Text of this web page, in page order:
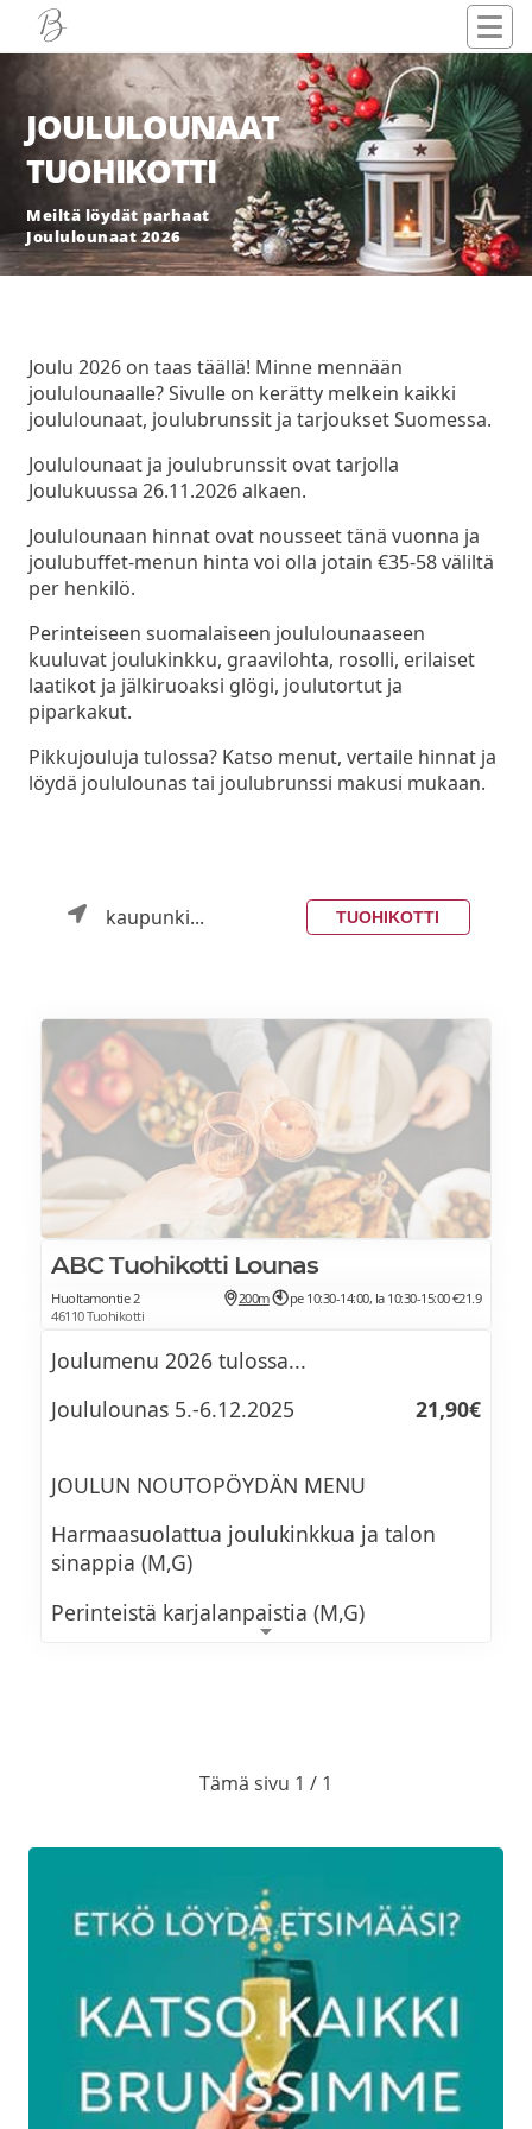
JOULULOUNAAT
TUOHIKOTTI
Meiltä löydät parhaat
Joululounaat 2026
Joulu 2026 on taas täällä! Minne mennään
joululounaalle? Sivulle on kerätty melkein kaikki
joululounaat, joulubrunssit ja tarjoukset Suomessa.
Joululounaat ja joulubrunssit ovat tarjolla
Joulukuussa 26.11.2026 alkaen.
Joululounaan hinnat ovat nousseet tänä vuonna ja
joulubuffet-menun hinta voi olla jotain €35-58 väliltä
per henkilö.
Perinteiseen suomalaiseen joululounaaseen
kuuluvat joulukinkku, graavilohta, rosolli, erilaiset
laatikot ja jälkiruoaksi glögi, joulutortut ja
piparkakut.
Pikkujouluja tulossa? Katso menut, vertaile hinnat ja
löydä joululounas tai joulubrunssi makusi mukaan.
kaupunki... TUOHIKOTTI
ABC Tuohikotti Lounas
Huoltamontie 2
46110 Tuohikotti
200m pe 10:30-14:00, la 10:30-15:00€21.9
Joulumenu 2026 tulossa...
Joululounas 5.-6.12.2025
21,90€
JOULUN NOUTOPÖYDÄN MENU
Harmaasuolattua joulukinkkua ja talon
sinappia (M,G)
Perinteistä karjalanpaistia (M,G)
Porkkanalaatikkoa (L,G)
Höyrytettyjä perunoita (VE,G)
Waldorfinsalaattia
Rosollia (VE,G) ja punajuurikermavaahtoa
(L,G)
Metsäsienisalaattia (M,G)
Dijon-sinapilla maustettua perunasalaattia
Tämä sivu 1 / 1